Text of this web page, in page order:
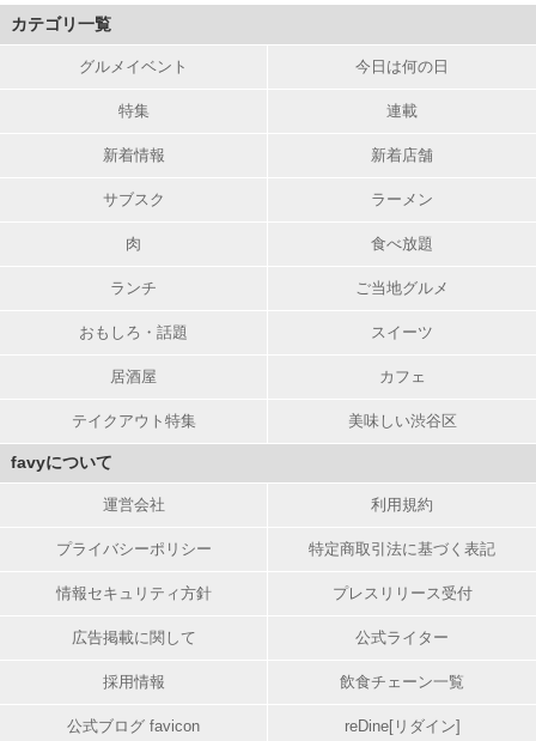
カテゴリ一覧
グルメイベント 今日は何の日
特集 連載
新着情報 新着店舗
サブスク ラーメン
肉 食べ放題
ランチ ご当地グルメ
おもしろ・話題 スイーツ
居酒屋 カフェ
テイクアウト特集 美味しい渋谷区
favyについて
運営会社 利用規約
プライバシーポリシー 特定商取引法に基づく表記
情報セキュリティ方針 プレスリリース受付
広告掲載に関して 公式ライター
採用情報 飲食チェーン一覧
公式ブログ favicon reDine[リダイン]